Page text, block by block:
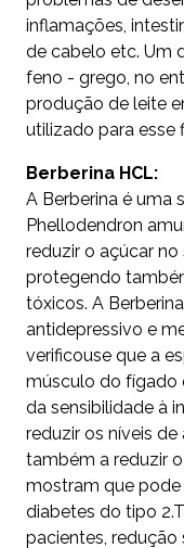
inflamações,
de cabelo etc. Um
feno - grego, no
produção de leite
utilizado para esse
Berberina HCL:
A Berberina é uma
Phellodendron
reduzir o açúcar
protegendo
tóxicos. A
antidepressivo e
verificouse que a
músculo do fígado
da sensibilidade à
reduzir os níveis
também a reduzir
mostram que
diabetes do tipo
pacientes,